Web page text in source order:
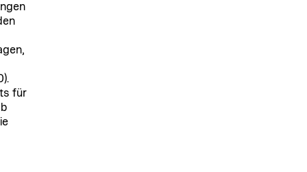
für